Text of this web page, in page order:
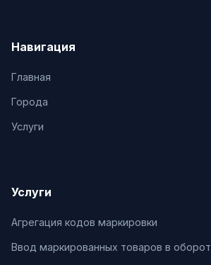
Навигация
Главная
Города
Услуги
Услуги
Агрегация кодов маркировки
Ввод маркированных товаров в оборот